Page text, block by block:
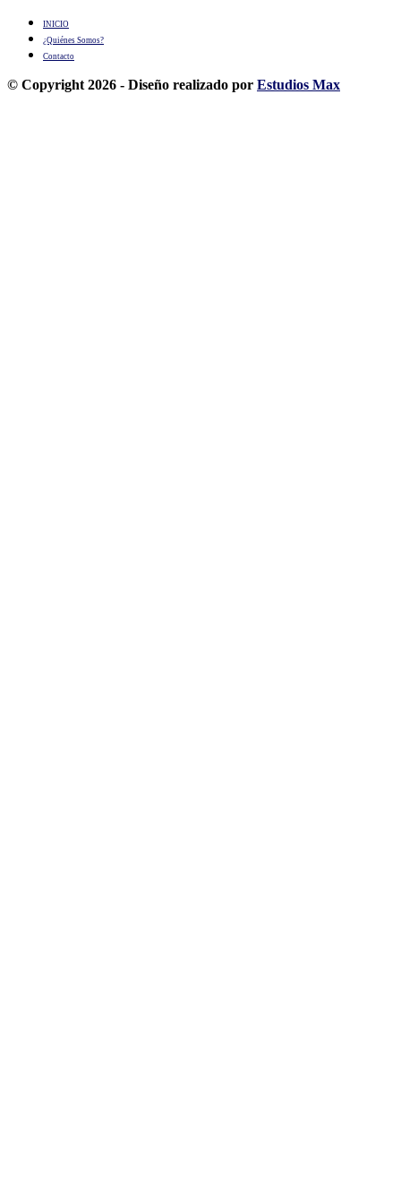
INICIO
¿Quiénes Somos?
Contacto
© Copyright 2026 - Diseño realizado por Estudios Max